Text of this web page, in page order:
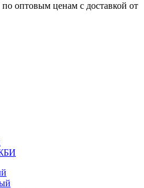
оптовым ценам с доставкой от